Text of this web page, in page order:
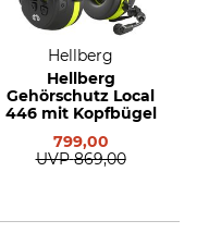
Hellberg
Hellberg
Gehörschutz Local
446 mit Kopfbügel
799,00
UVP 869,00